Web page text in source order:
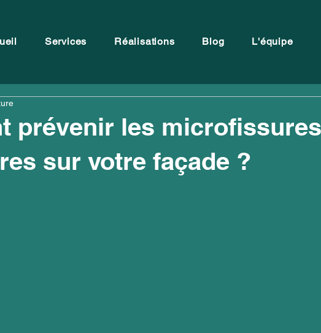
Services Réalisations Blog L'équipe
prévenir les
sur votre façade ?